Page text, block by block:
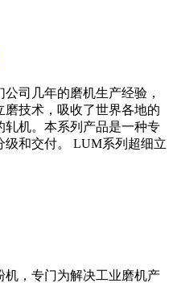
司几年的磨机生产经验，
技术，吸收了世界各地的
轧机。本系列产品是一种专
级和交付。 LUM系列超细立
机，专门为解决工业磨机产